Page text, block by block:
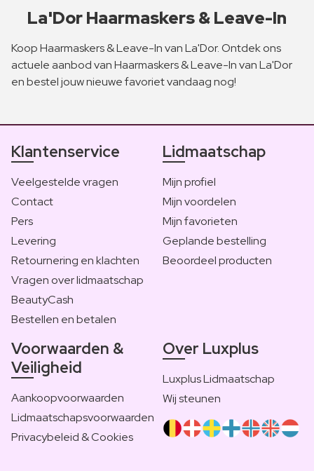
La'Dor Haarmaskers & Leave-In
Koop Haarmaskers & Leave-In van La'Dor. Ontdek ons
actuele aanbod van Haarmaskers & Leave-In van La'Dor
en bestel jouw nieuwe favoriet vandaag nog!
Klantenservice
Veelgestelde vragen
Contact
Pers
Levering
Retournering en klachten
Vragen over lidmaatschap
BeautyCash
Bestellen en betalen
Lidmaatschap
Mijn profiel
Mijn voordelen
Mijn favorieten
Geplande bestelling
Beoordeel producten
Voorwaarden &
Veiligheid
Aankoopvoorwaarden
Lidmaatschapsvoorwaarden
Privacybeleid & Cookies
Over Luxplus
Luxplus Lidmaatschap
Wij steunen